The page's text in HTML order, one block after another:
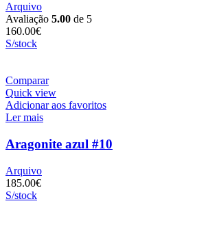
Arquivo
Avaliação 5.00 de 5
160.00€
S/stock
Comparar
Quick view
Adicionar aos favoritos
Ler mais
Aragonite azul #10
Arquivo
185.00€
S/stock